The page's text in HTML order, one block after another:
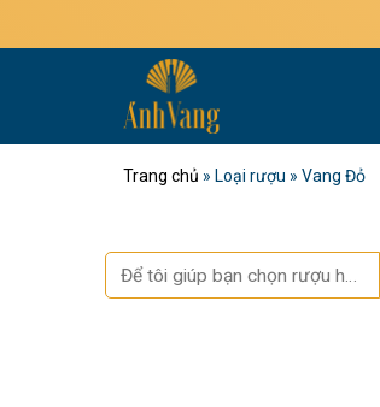
qua
Trang chủ » Loại rượu » Vang Đỏ
Tìm
kiếm: